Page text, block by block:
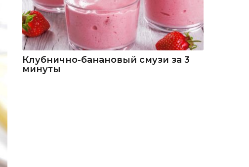
Клубнично-банановый смузи за 3
минуты